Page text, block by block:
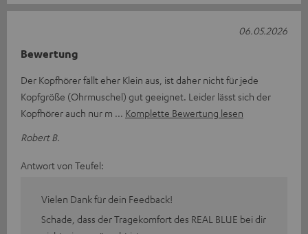
Bewertung
Der Kopfhörer fällt eher Klein aus, ist daher nicht für jede
Kopfgröße (Ohrmuschel) gut geeignet. Leider lässt sich der
Kopfhörer auch nur m
Komplette Bewertung lesen
Robert B.
06.05.2026
Antwort von Teufel:
Vielen Dank für dein Feedback!
Schade, dass der Tragekomfort des REAL BLUE bei dir